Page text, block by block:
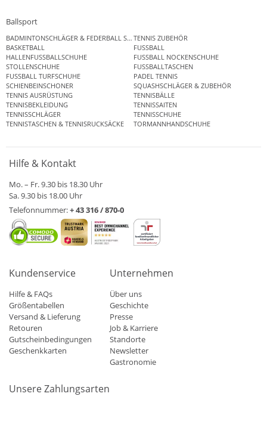
Ballsport
BADMINTONSCHLÄGER & FEDERBALL SETSTENNIS ZUBEHÖR
BASKETBALL
FUSSBALL
HALLENFUSSBALLSCHUHE
FUSSBALL NOCKENSCHUHE
STOLLENSCHUHE
FUSSBALLTASCHEN
FUSSBALL TURFSCHUHE
PADEL TENNIS
SCHIENBEINSCHONER
SQUASHSCHLÄGER & ZUBEHÖR
TENNIS AUSRÜSTUNG
TENNISBÄLLE
TENNISBEKLEIDUNG
TENNISSAITEN
TENNISSCHLÄGER
TENNISSCHUHE
TENNISTASCHEN & TENNISRUCKSÄCKE
TORMANNHANDSCHUHE
Hilfe & Kontakt
Mo. – Fr. 9.30 bis 18.30 Uhr
Sa. 9.30 bis 18.00 Uhr
Telefonnummer:+ 43 316 / 870-0
Kundenservice
Hilfe & FAQs
Größentabellen
Versand & Lieferung
Retouren
Gutscheinbedingungen
Geschenkkarten
Unternehmen
Über uns
Geschichte
Presse
Job & Karriere
Standorte
Newsletter
Gastronomie
Unsere Zahlungsarten